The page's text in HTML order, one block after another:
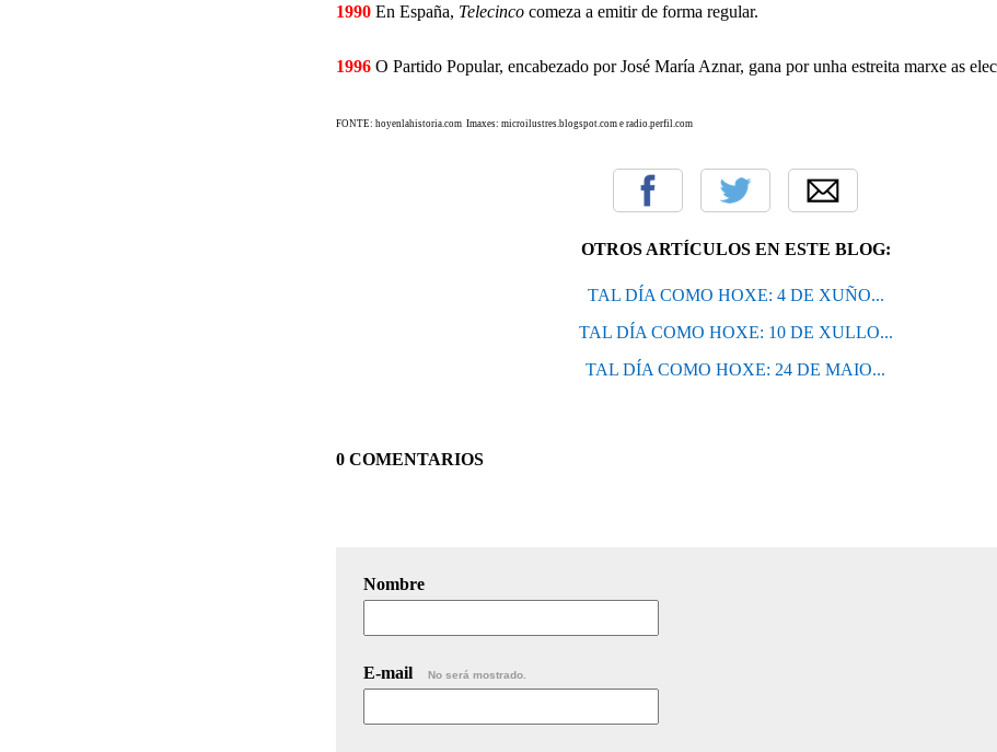
1990 En España, Telecinco comeza a emitir de forma regular.
1996 O Partido Popular, encabezado por José María Aznar, gana por unha estreita marxe as
FONTE: hoyenlahistoria.com Imaxes: microilustres.blogspot.com e radio.perfil.com
OTROS ARTÍCULOS EN ESTE BLOG:
TAL DÍA COMO HOXE: 4 DE XUÑO...
TAL DÍA COMO HOXE: 10 DE XULLO...
TAL DÍA COMO HOXE: 24 DE MAIO...
0 COMENTARIOS
Nombre
E-mail No será mostrado.